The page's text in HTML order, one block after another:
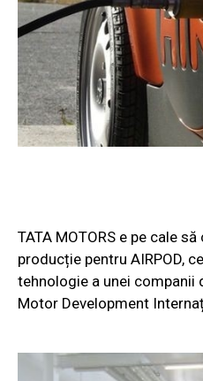
TATA MOTORS e pe cale
producție pentru AIRPOD,
tehnologie a unei companii
Motor Development